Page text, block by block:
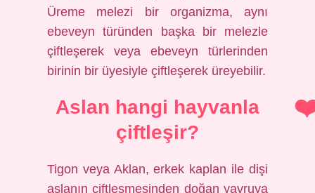
Üreme melezi bir organizma, aynı
ebeveyn türünden başka bir melezle
çiftleşerek veya ebeveyn türlerinden
birinin bir üyesiyle çiftleşerek üreyebilir.
Aslan hangi hayvanla
çiftleşir?
Tigon veya Aklan, erkek kaplan ile dişi
aslanın çiftleşmesinden doğan yavruya